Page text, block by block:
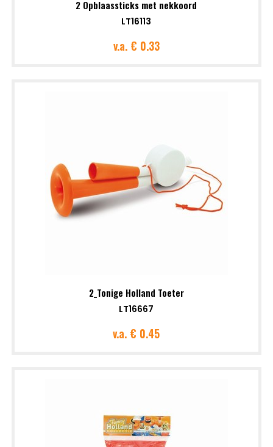
2 Opblaassticks met nekkoord
LT16113
v.a.€ 0.33
2_Tonige Holland Toeter
LT16667
v.a. € 0.45